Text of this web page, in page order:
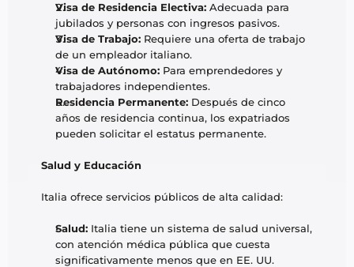
Visa de Residencia Electiva: Adecuada para
jubilados y personas con ingresos pasivos.
Visa de Trabajo: Requiere una oferta de trabajo
de un empleador italiano.
Visa de Autónomo: Para emprendedores y
trabajadores independientes.
Residencia Permanente: Después de cinco
años de residencia continua, los expatriados
pueden solicitar el estatus permanente.
Salud y Educación
Italia ofrece servicios públicos de alta calidad:
Salud: Italia tiene un sistema de salud universal,
con atención médica pública que cuesta
significativamente menos que en EE. UU.